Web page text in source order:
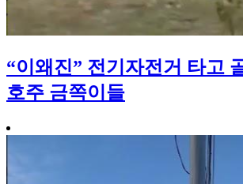
“이왜진” 전기자전거 타고
호주 금쪽이들